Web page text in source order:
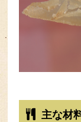
主な材